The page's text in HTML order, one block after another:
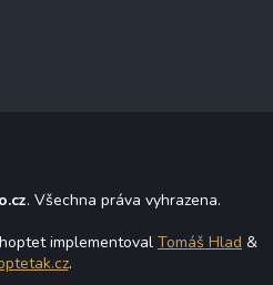
. Všechna práva vyhrazena.
implementoval Tomáš Hlad &
.